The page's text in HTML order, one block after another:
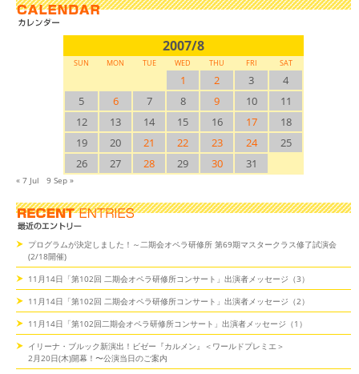
2007/8
SUN MON TUE WED THU FRI SAT
1 2 3
4
5
6 7 8 9 10
11
12
13 14 15 16 17
18
19
20 21 22 23 24
25
26
27 28 29 30 31
« 7 Jul 9 Sep »
プログラムが決定しました！～二期会オペラ研修所 第69期マスタークラス修了試演会
(2/18開催)
11月14日「第102回 二期会オペラ研修所コンサート」出演者メッセージ（3）
11月14日「第102回 二期会オペラ研修所コンサート」出演者メッセージ（2）
11月14日「第102回二期会オペラ研修所コンサート」出演者メッセージ（1）
イリーナ・ブルック新演出！ビゼー『カルメン』＜ワールドプレミエ＞
2月20日(木)開幕！〜公演当日のご案内